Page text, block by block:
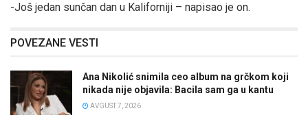
-Još jedan sunčan dan u Kaliforniji – napisao je on.
POVEZANE VESTI
Ana Nikolić snimila ceo album na grčkom koji
nikada nije objavila: Bacila sam ga u kantu
AVGUST 7, 2026